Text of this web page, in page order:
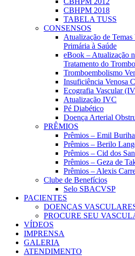
CBHPM 2018
TABELA TUSS
CONSENSOS
Atualização de Temas
Primária à Saúde
eBook – Atualização
Tratamento do
Tromboembolismo
Insuficiência Venosa
Ecografia Vascular
Atualização IVC
Pé Diabético
Doença Arterial
PRÊMIOS
Prêmios – Emil
Prêmios – Berilo
Prêmios – Cid dos
Prêmios – Geza de
Prêmios – Alexis
Clube de Benefícios
Selo SBACVSP
PACIENTES
DOENÇAS
PROCURE SEU
VÍDEOS
IMPRENSA
GALERIA
ATENDIMENTO